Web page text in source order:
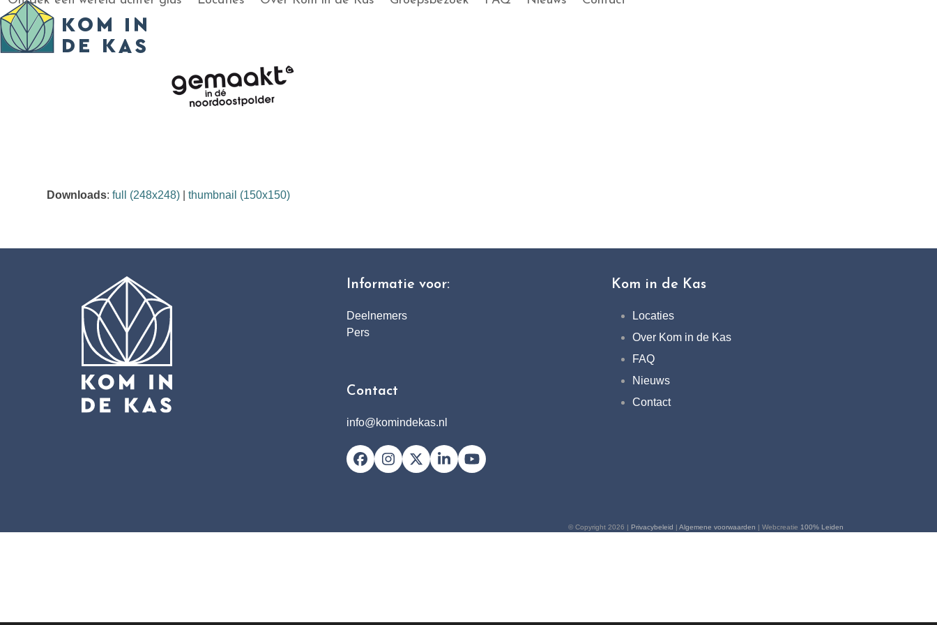
Skip
to
content
Downloads:full (248x248) |thumbnail (150x150)
Informatie voor:
Deelnemers
Pers
Contact
info@komindekas.nl
Facebook
Instagram
X LinkedInYouTube
Kom in de Kas
Locaties
Over Kom in de Kas
FAQ
Nieuws
Contact
© Copyright 2026 | Privacybeleid | Algemene voorwaarden | Webcreatie 100% Leiden